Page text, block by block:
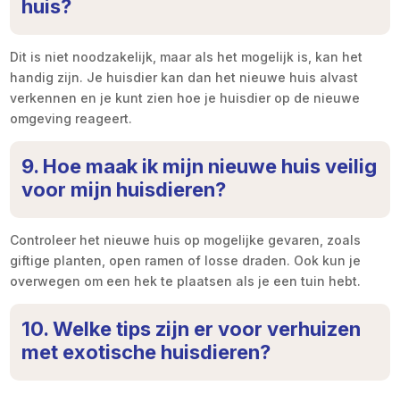
huis?
Dit is niet noodzakelijk, maar als het mogelijk is, kan het
handig zijn. Je huisdier kan dan het nieuwe huis alvast
verkennen en je kunt zien hoe je huisdier op de nieuwe
omgeving reageert.
9. Hoe maak ik mijn nieuwe huis veilig
voor mijn huisdieren?
Controleer het nieuwe huis op mogelijke gevaren, zoals
giftige planten, open ramen of losse draden. Ook kun je
overwegen om een hek te plaatsen als je een tuin hebt.
10. Welke tips zijn er voor verhuizen
met exotische huisdieren?